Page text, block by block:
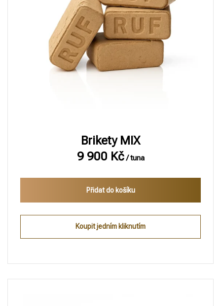
Brikety MIX
9 900 Kč/ tuna
Přidat do košíku
Koupit jedním kliknutím